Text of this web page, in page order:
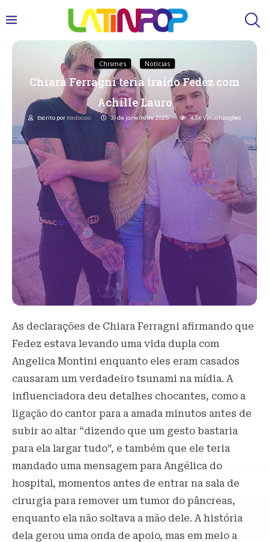
Chismes Notícias
Chiara Ferragni teria traído Fedez com
Achille Lauro
Escrito por Redacao 31 de janeiro de 2025 4,3KVisualizações
As declarações de Chiara Ferragni afirmando que
Fedez estava levando uma vida dupla com
Angelica Montini enquanto eles eram casados ​​
causaram um verdadeiro tsunami na mídia. A
influenciadora deu detalhes chocantes, como a
ligação do cantor para a amada minutos antes de
subir ao altar “dizendo que um gesto bastaria
para ela largar tudo”, e também que ele teria
mandado uma mensagem para Angélica do
hospital, momentos antes de entrar na sala de
cirurgia para remover um tumor do pâncreas,
enquanto ela não soltava a mão dele. A história
dela gerou uma onda de apoio, mas em meio a